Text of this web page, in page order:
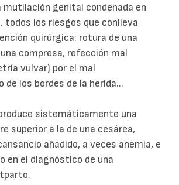
mutilación genital condenada en
todos los riesgos que conlleva
quirúrgica: rotura de una
compresa, refección mal
vulvar) por el mal
de los bordes de la herida...
sistemáticamente una
superior a la de una cesárea,
añadido, a veces anemia, e
en el diagnóstico de una